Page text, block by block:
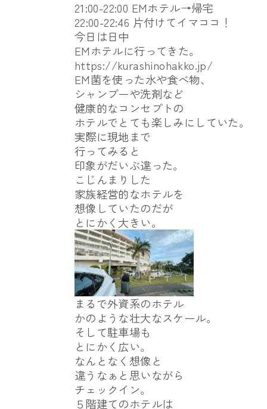
21:00-22:00 EMホテル→帰宅
22:00-22:46 片付けてイマココ！
今日は日中
EMホテルに行ってきた。
https://kurashinohakko.jp/
EM菌を使った水や食べ物、
シャンプーや洗剤など
健康的なコンセプトの
ホテルでとても楽しみにしていた。
実際に現地まで
行ってみると
印象がだいぶ違った。
こじんまりした
家族経営的なホテルを
想像していたのだが
とにかく大きい。
まるで外資系のホテル
かのような壮大なスケール。
そして駐車場も
とにかく広い。
なんとなく想像と
違うなぁと思いながら
チェックイン。
５階建てのホテルは